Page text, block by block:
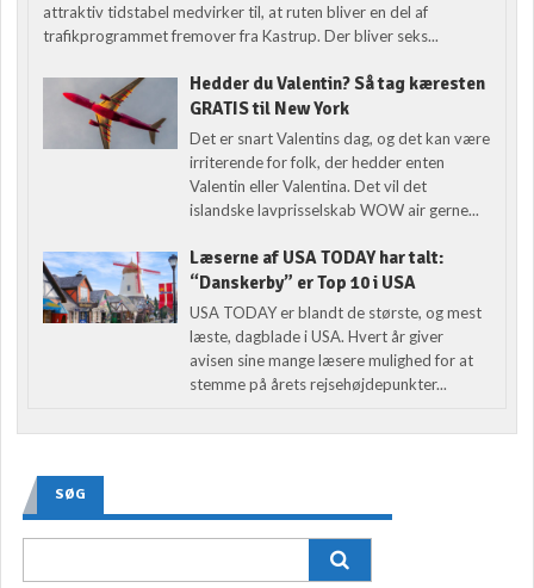
attraktiv tidstabel medvirker til, at ruten bliver en del af
trafikprogrammet fremover fra Kastrup. Der bliver seks...
Hedder du Valentin? Så tag kæresten
GRATIS til New York
Det er snart Valentins dag, og det kan være
irriterende for folk, der hedder enten
Valentin eller Valentina. Det vil det
islandske lavprisselskab WOW air gerne...
Læserne af USA TODAY har talt:
“Danskerby” er Top 10 i USA
USA TODAY er blandt de største, og mest
læste, dagblade i USA. Hvert år giver
avisen sine mange læsere mulighed for at
stemme på årets rejsehøjdepunkter...
SØG